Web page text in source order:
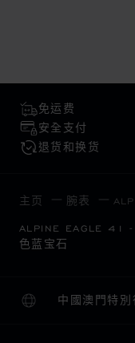
免运费
安全支付
退货和换货
主页 腕表
ALPINE EAGLE 41
色蓝宝石
中國澳門特別
本地化（更
更改国家/地